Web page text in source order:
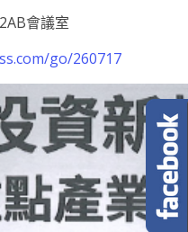
會議室
go/260717